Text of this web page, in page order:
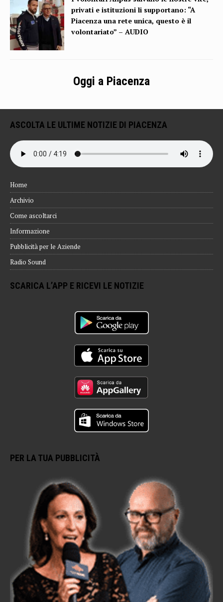
privati e istituzioni li supportano: “A
Piacenza una rete unica, questo è il
volontariato” – AUDIO
Oggi a Piacenza
ASCOLTA LE ULTIME NOTIZIE DI PIACENZA
Home
Archivio
Come ascoltarci
Informazione
Pubblicità per le Aziende
Radio Sound
SCARICA L’APP E RICEVI LE NOTIZIE
PER LA TUA PUBBLICITÀ